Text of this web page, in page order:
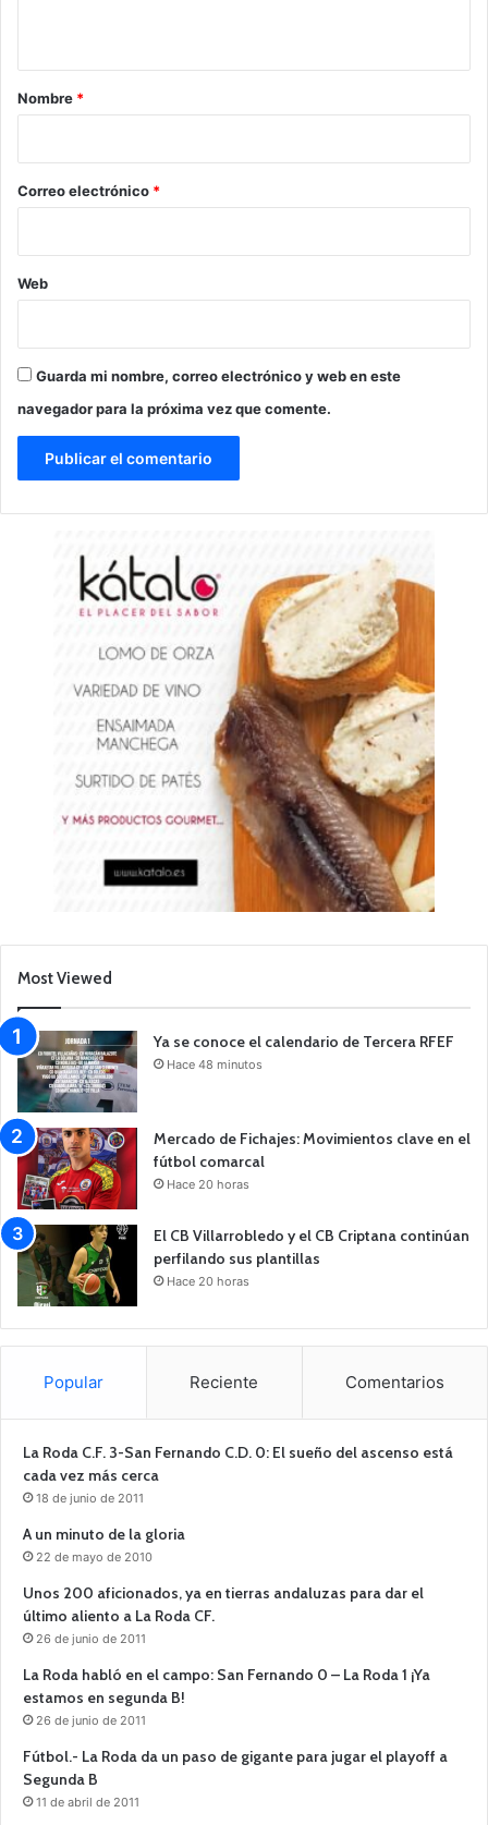
r
*
Nombre *
Correo electrónico *
Web
Guarda mi nombre, correo electrónico y web en este
navegador para la próxima vez que comente.
Most Viewed
Ya se conoce el calendario de Tercera RFEF
Hace 48 minutos
Mercado de Fichajes: Movimientos clave en el
fútbol comarcal
Hace 20 horas
El CB Villarrobledo y el CB Criptana continúan
perfilando sus plantillas
Hace 20 horas
Popular Reciente Comentarios
La Roda C.F. 3-San Fernando C.D. 0: El sueño del ascenso está
cada vez más cerca
18 de junio de 2011
A un minuto de la gloria
22 de mayo de 2010
Unos 200 aficionados, ya en tierras andaluzas para dar el
último aliento a La Roda CF.
26 de junio de 2011
La Roda habló en el campo: San Fernando 0 – La Roda 1 ¡Ya
estamos en segunda B!
26 de junio de 2011
Fútbol.- La Roda da un paso de gigante para jugar el playoff a
Segunda B
11 de abril de 2011